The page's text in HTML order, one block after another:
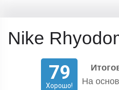
Nike
79
Хорошо!
На